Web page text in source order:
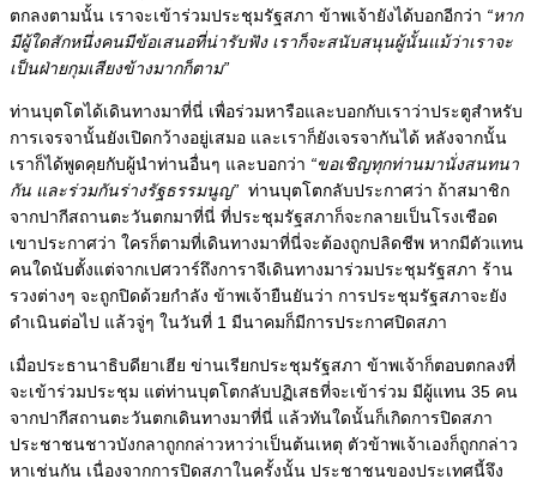
ตกลงตามนั้น เราจะเข้าร่วมประชุมรัฐสภา ข้าพเจ้ายังได้บอกอีกว่า “หาก
มีผู้ใดสักหนึ่งคนมีข้อเสนอที่น่ารับฟัง เราก็จะสนับสนุนผู้นั้นแม้ว่าเราจะ
เป็นฝ่ายกุมเสียงข้างมากก็ตาม”
ท่านบุตโตได้เดินทางมาที่นี่ เพื่อร่วมหารือและบอกกับเราว่าประตูสำหรับ
การเจรจานั้นยังเปิดกว้างอยู่เสมอ และเราก็ยังเจรจากันได้ หลังจากนั้น
เราก็ได้พูดคุยกับผู้นำท่านอื่นๆ และบอกว่า “ขอเชิญทุกท่านมานั่งสนทนา
กัน และร่วมกันร่างรัฐธรรมนูญ” ท่านบุตโตกลับประกาศว่า ถ้าสมาชิก
จากปากีสถานตะวันตกมาที่นี่ ที่ประชุมรัฐสภาก็จะกลายเป็นโรงเชือด
เขาประกาศว่า ใครก็ตามที่เดินทางมาที่นี่จะต้องถูกปลิดชีพ หากมีตัวแทน
คนใดนับตั้งแต่จากเปศวาร์ถึงการาจีเดินทางมาร่วมประชุมรัฐสภา ร้าน
รวงต่างๆ จะถูกปิดด้วยกำลัง ข้าพเจ้ายืนยันว่า การประชุมรัฐสภาจะยัง
ดำเนินต่อไป แล้วจู่ๆ ในวันที่ 1 มีนาคมก็มีการประกาศปิดสภา
เมื่อประธานาธิบดียาเฮีย ข่านเรียกประชุมรัฐสภา ข้าพเจ้าก็ตอบตกลงที่
จะเข้าร่วมประชุม แต่ท่านบุตโตกลับปฏิเสธที่จะเข้าร่วม มีผู้แทน 35 คน
จากปากีสถานตะวันตกเดินทางมาที่นี่ แล้วทันใดนั้นก็เกิดการปิดสภา
ประชาชนชาวบังกลาถูกกล่าวหาว่าเป็นต้นเหตุ ตัวข้าพเจ้าเองก็ถูกกล่าว
หาเช่นกัน เนื่องจากการปิดสภาในครั้งนั้น ประชาชนของประเทศนี้จึง